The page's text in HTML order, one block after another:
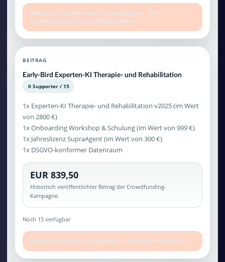
Historische flexible Unterstützungsoption – die
Crowdfunding-Phase ist abgeschlossen.
BEITRAG
Early-Bird Experten-KI Therapie- und Rehabilitation
0 Supporter / 15
1x Experten-KI Therapie- und Rehabilitation v2025 (im Wert
von 2800 €)
1x Onboarding Workshop & Schulung (im Wert von 999 €)
1x Jahreslizenz SupraAgent (im Wert von 300 €)
1x DSGVO-konformer Datenraum
EUR 839,50
Historisch veröffentlichter Betrag der Crowdfunding-
Kampagne.
Noch 15 verfügbar
Historische Unterstützungsoption – nicht mehr buchbar.